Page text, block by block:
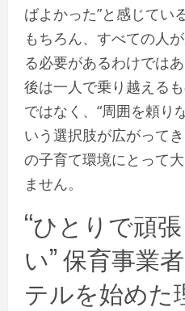
ばよかった”と感じてい
もちろん、すべての人
る必要があるわけでは
後は一人で乗り越える
ではなく、“周囲を頼り
いう選択肢が広がって
の子育て環境にとって
ません。
“ひとりで頑
い” 保育事業
テルを始めた